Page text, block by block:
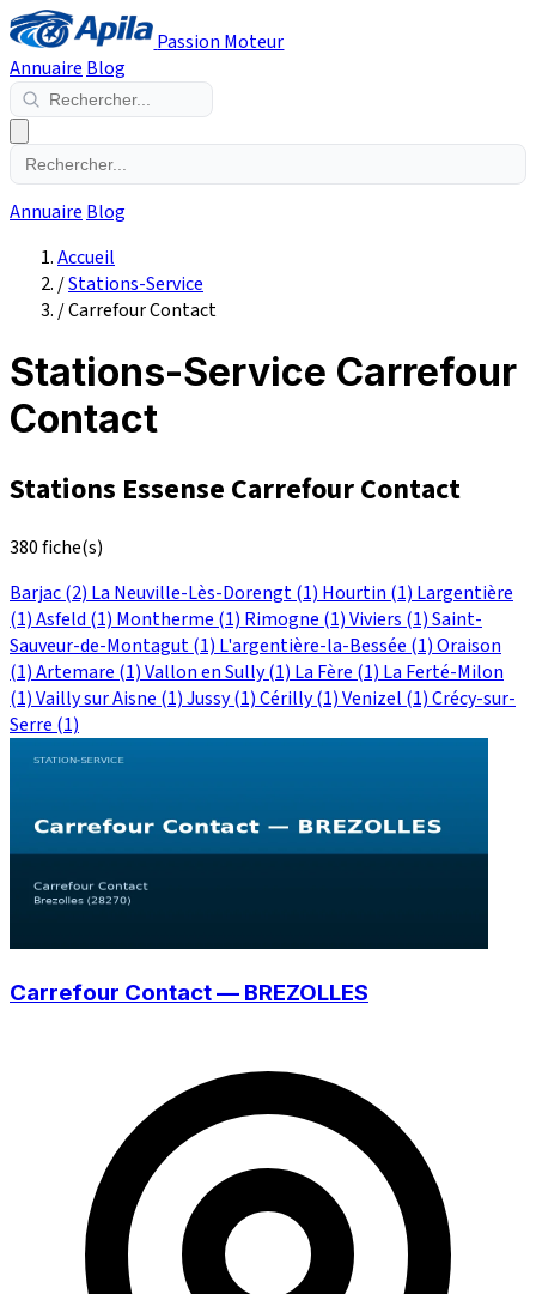
Passion Moteur
Annuaire Blog
Annuaire Blog
Accueil
/Stations-Service
/Carrefour Contact
Stations-Service Carrefour
Contact
Stations Essense Carrefour Contact
380 fiche(s)
Barjac(2) La Neuville-Lès-Dorengt(1) Hourtin (1) Largentière
(1)Asfeld (1) Montherme (1) Rimogne (1)Viviers (1)Saint-
Sauveur-de-Montagut(1) L'argentière-la-Bessée (1)Oraison
(1)Artemare (1)Vallon en Sully(1) La Fère (1) La Ferté-Milon
(1)Vailly sur Aisne (1)Jussy(1)Cérilly(1)Venizel (1)Crécy-sur-
Serre (1)
Carrefour Contact — BREZOLLES